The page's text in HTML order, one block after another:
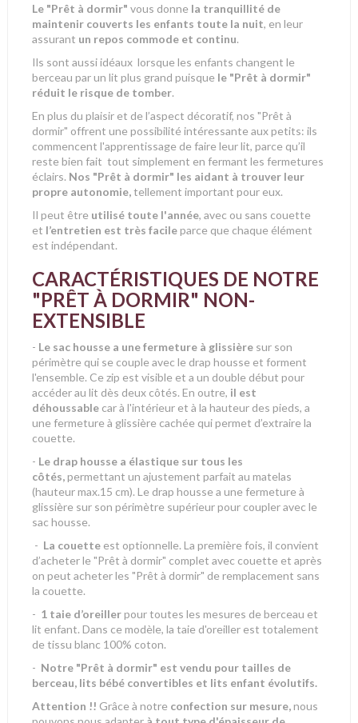
Le "Prêt à dormir" vous donne la tranquillité de
maintenir couverts les enfants toute la nuit, en leur
assurant un repos commode et continu.
Ils sont aussi idéaux lorsque les enfants changent le
berceau par un lit plus grand puisque le "Prêt à dormir"
réduit le risque de tomber.
En plus du plaisir et de l’aspect décoratif, nos "Prêt à
dormir" offrent une possibilité intéressante aux petits: ils
commencent l'apprentissage de faire leur lit, parce qu’il
reste bien fait tout simplement en fermant les fermetures
éclairs. Nos "Prêt à dormir" les aidant à trouver leur
propre autonomie,tellement important pour eux.
Il peut être utilisé toute l'année, avec ou sans couette
et l’entretien est très facileparce que chaque élément
est indépendant.
CARACTÉRISTIQUES DE NOTRE
"PRÊT À DORMIR" NON-
EXTENSIBLE
- Le sac housse a une fermeture à glissière sur son
périmètre qui se couple avec le drap housse et forment
l'ensemble. Ce zip est visible et a un double début pour
accéder au lit dès deux côtés. En outre, il est
déhoussable car à l'intérieur et à la hauteur des pieds, a
une fermeture à glissière cachée qui permet d’extraire la
couette.
- Le drap housse a élastique sur tous les
côtés,permettant un ajustement parfait au matelas
(hauteur max.15 cm). Le drap housse a une fermeture à
glissière sur son périmètre supérieur pour coupler avec le
sac housse.
- La couette est optionnelle. La première fois, il convient
d’acheter le "Prêt à dormir" complet avec couette et après
on peut acheter les "Prêt à dormir" de remplacement sans
la couette.
- 1 taie d’oreillerpour toutes les mesures de berceau et
lit enfant. Dans ce modèle, la taie d'oreiller est totalement
de tissu blanc 100% coton.
- Notre "Prêt à dormir" est vendu pour tailles de
berceau, lits bébé convertibles et lits enfant évolutifs.
Attention !! Grâce à notre confection sur mesure,nous